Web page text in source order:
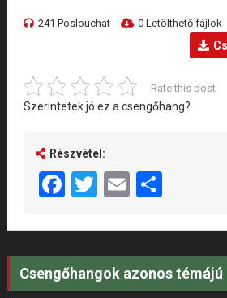
241 Poslouchat 0 Letölthető fájlok
Rate this post
Szerintetek jó ez a csengőhang?
Részvétel:
Facebook
Twitter
EmailShare
Csengőhangok azonos témájú